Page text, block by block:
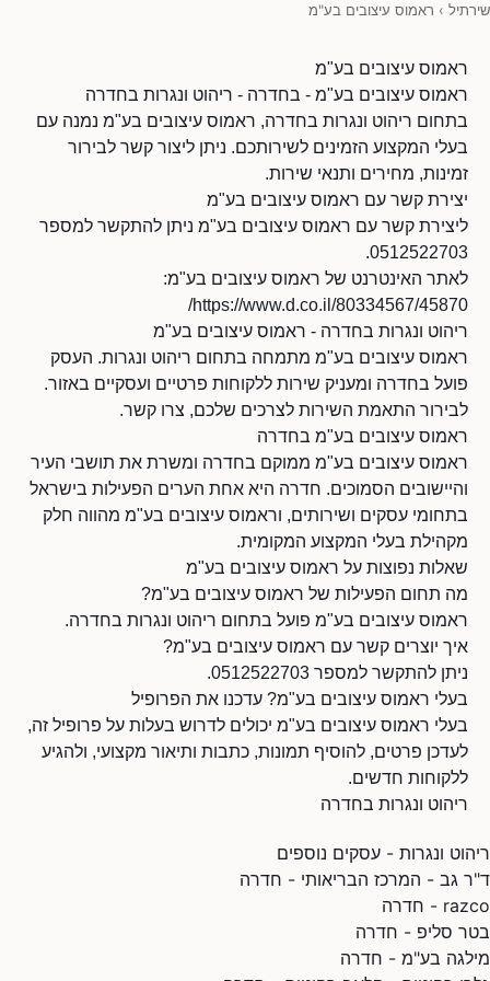
שירתיל › ראמוס עיצובים בע"מ
ראמוס עיצובים בע"מ
ראמוס עיצובים בע"מ - בחדרה - ריהוט ונגרות בחדרה
בתחום ריהוט ונגרות בחדרה, ראמוס עיצובים בע"מ נמנה עם
בעלי המקצוע הזמינים לשירותכם. ניתן ליצור קשר לבירור
זמינות, מחירים ותנאי שירות.
יצירת קשר עם ראמוס עיצובים בע"מ
ליצירת קשר עם ראמוס עיצובים בע"מ ניתן להתקשר למספר
0512522703.
לאתר האינטרנט של ראמוס עיצובים בע"מ:
https://www.d.co.il/80334567/45870/
ריהוט ונגרות בחדרה - ראמוס עיצובים בע"מ
ראמוס עיצובים בע"מ מתמחה בתחום ריהוט ונגרות. העסק
פועל בחדרה ומעניק שירות ללקוחות פרטיים ועסקיים באזור.
לבירור התאמת השירות לצרכים שלכם, צרו קשר.
ראמוס עיצובים בע"מ בחדרה
ראמוס עיצובים בע"מ ממוקם בחדרה ומשרת את תושבי העיר
והיישובים הסמוכים. חדרה היא אחת הערים הפעילות בישראל
בתחומי עסקים ושירותים, וראמוס עיצובים בע"מ מהווה חלק
מקהילת בעלי המקצוע המקומית.
שאלות נפוצות על ראמוס עיצובים בע"מ
מה תחום הפעילות של ראמוס עיצובים בע"מ?
ראמוס עיצובים בע"מ פועל בתחום ריהוט ונגרות בחדרה.
איך יוצרים קשר עם ראמוס עיצובים בע"מ?
ניתן להתקשר למספר 0512522703.
בעלי ראמוס עיצובים בע"מ? עדכנו את הפרופיל
בעלי ראמוס עיצובים בע"מ יכולים לדרוש בעלות על פרופיל זה,
לעדכן פרטים, להוסיף תמונות, כתבות ותיאור מקצועי, ולהגיע
ללקוחות חדשים.
ריהוט ונגרות בחדרה
ריהוט ונגרות - עסקים נוספים
ד"ר גב - המרכז הבריאותי - חדרה
razco - חדרה
בטר סליפ - חדרה
מילגה בע"מ - חדרה